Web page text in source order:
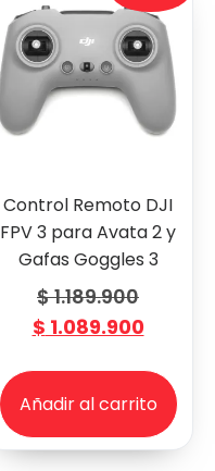
Control Remoto DJI
FPV 3 para Avata 2 y
Gafas Goggles 3
$1.189.900
$ 1.089.900
Añadir al carrito